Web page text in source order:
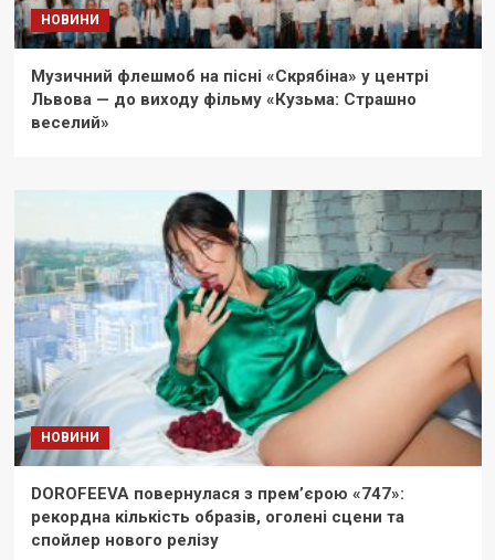
НОВИНИ
Музичний флешмоб на пісні «Скрябіна» у центрі
Львова — до виходу фільму «Кузьма: Страшно
веселий»
НОВИНИ
DOROFEEVA повернулася з прем’єрою «747»:
рекордна кількість образів, оголені сцени та
спойлер нового релізу